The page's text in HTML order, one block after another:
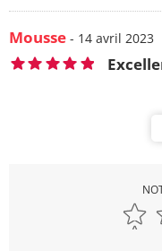
Mousse - 14 avril 2023